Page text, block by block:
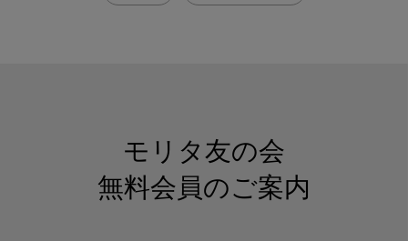
モリタ友の会
無料会員のご案内